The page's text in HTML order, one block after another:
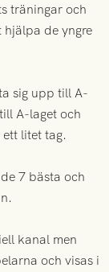
träningar och
de yngre
sig upp till A-
A-laget och
litet tag.
7 bästa och
kanal men
och visas i